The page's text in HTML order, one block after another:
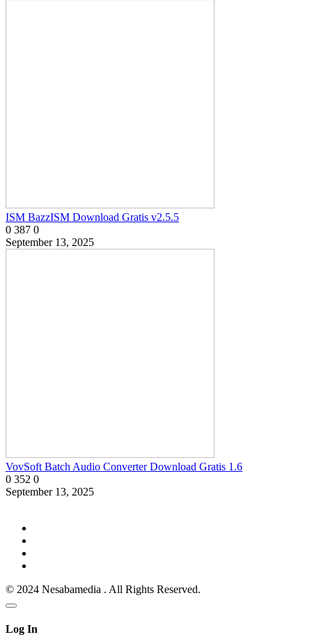
ISM BazzISM Download Gratis v2.5.5
0 387 0
September 13, 2025
VovSoft Batch Audio Converter Download Gratis 1.6
0 352 0
September 13, 2025
© 2024 Nesabamedia . All Rights Reserved.
Log In